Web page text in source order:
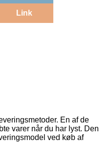
Link
En af de
varer når du har lyst. Den
ved køb af